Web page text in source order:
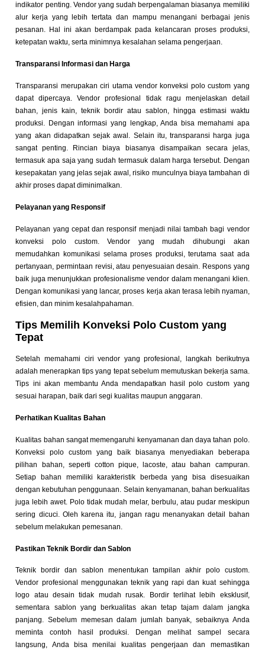
indikator penting. Vendor yang sudah berpengalaman biasanya memiliki
alur kerja yang lebih tertata dan mampu menangani berbagai jenis
pesanan. Hal ini akan berdampak pada kelancaran proses produksi,
ketepatan waktu, serta minimnya kesalahan selama pengerjaan.
Transparansi Informasi dan Harga
Transparansi merupakan ciri utama vendor konveksi polo custom yang
dapat dipercaya. Vendor profesional tidak ragu menjelaskan detail
bahan, jenis kain, teknik bordir atau sablon, hingga estimasi waktu
produksi. Dengan informasi yang lengkap, Anda bisa memahami apa
yang akan didapatkan sejak awal. Selain itu, transparansi harga juga
sangat penting. Rincian biaya biasanya disampaikan secara jelas,
termasuk apa saja yang sudah termasuk dalam harga tersebut. Dengan
kesepakatan yang jelas sejak awal, risiko munculnya biaya tambahan di
akhir proses dapat diminimalkan.
Pelayanan yang Responsif
Pelayanan yang cepat dan responsif menjadi nilai tambah bagi vendor
konveksi polo custom. Vendor yang mudah dihubungi akan
memudahkan komunikasi selama proses produksi, terutama saat ada
pertanyaan, permintaan revisi, atau penyesuaian desain. Respons yang
baik juga menunjukkan profesionalisme vendor dalam menangani klien.
Dengan komunikasi yang lancar, proses kerja akan terasa lebih nyaman,
efisien, dan minim kesalahpahaman.
Tips Memilih Konveksi Polo Custom yang
Tepat
Setelah memahami ciri vendor yang profesional, langkah berikutnya
adalah menerapkan tips yang tepat sebelum memutuskan bekerja sama.
Tips ini akan membantu Anda mendapatkan hasil polo custom yang
sesuai harapan, baik dari segi kualitas maupun anggaran.
Perhatikan Kualitas Bahan
Kualitas bahan sangat memengaruhi kenyamanan dan daya tahan polo.
Konveksi polo custom yang baik biasanya menyediakan beberapa
pilihan bahan, seperti cotton pique, lacoste, atau bahan campuran.
Setiap bahan memiliki karakteristik berbeda yang bisa disesuaikan
dengan kebutuhan penggunaan. Selain kenyamanan, bahan berkualitas
juga lebih awet. Polo tidak mudah melar, berbulu, atau pudar meskipun
sering dicuci. Oleh karena itu, jangan ragu menanyakan detail bahan
sebelum melakukan pemesanan.
Pastikan Teknik Bordir dan Sablon
Teknik bordir dan sablon menentukan tampilan akhir polo custom.
Vendor profesional menggunakan teknik yang rapi dan kuat sehingga
logo atau desain tidak mudah rusak. Bordir terlihat lebih eksklusif,
sementara sablon yang berkualitas akan tetap tajam dalam jangka
panjang. Sebelum memesan dalam jumlah banyak, sebaiknya Anda
meminta contoh hasil produksi. Dengan melihat sampel secara
langsung, Anda bisa menilai kualitas pengerjaan dan memastikan